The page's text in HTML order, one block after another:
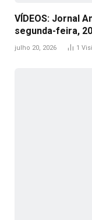
VÍDEOS: Jornal
segunda-feira,
julho 20, 2026 1